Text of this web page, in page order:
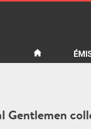
société
Gentlemen